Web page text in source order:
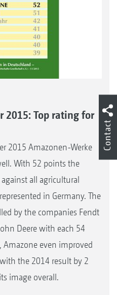
2015: Top rating for
2015 Amazonen-Werke
With 52 points the
all agricultural
in Germany. The
by the companies Fendt
Deere with each 54
even improved
the 2014 result by 2
image overall.
Contact